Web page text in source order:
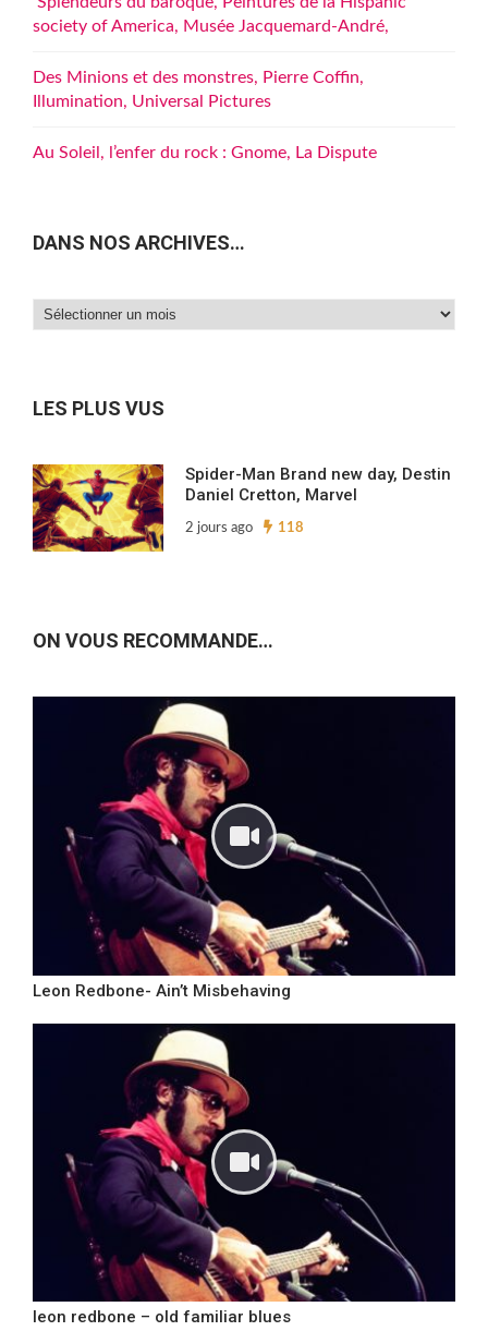
society of America, Musée Jacquemard-André,
Des Minions et des monstres, Pierre Coffin,
Illumination, Universal Pictures
Au Soleil, l’enfer du rock : Gnome, La Dispute
DANS NOS ARCHIVES…
Dans
LES PLUS VUS
Spider-Man Brand new day, Destin
Daniel Cretton, Marvel
2 jours ago 118
ON VOUS RECOMMANDE…
Leon Redbone- Ain’t Misbehaving
leon redbone – old familiar blues